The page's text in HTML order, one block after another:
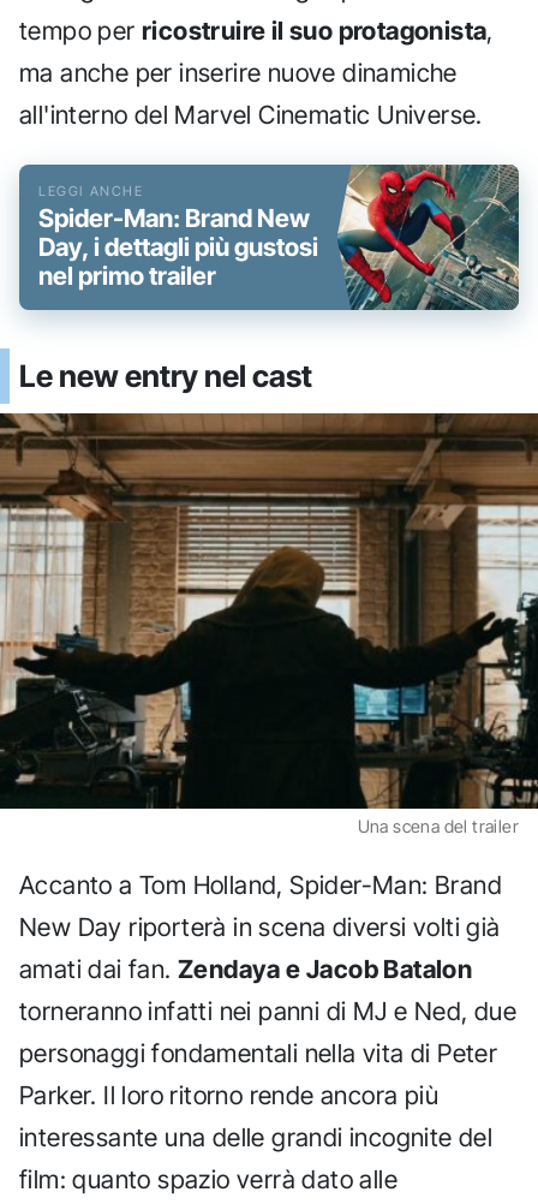
tempo per ricostruire il suo protagonista,
ma anche per inserire nuove dinamiche
all'interno del Marvel Cinematic Universe.
Spider-Man: Brand New
Day, i dettagli più gustosi
nel primo trailer
Le new entry nel cast
Una scena del trailer
Accanto a Tom Holland, Spider-Man: Brand
New Day riporterà in scena diversi volti già
amati dai fan.Zendaya e Jacob Batalon
torneranno infatti nei panni di MJ e Ned, due
personaggi fondamentali nella vita di Peter
Parker. Il loro ritorno rende ancora più
interessante una delle grandi incognite del
film: quanto spazio verrà dato alle